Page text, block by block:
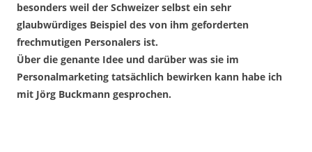
besonders weil der Schweizer selbst ein sehr
glaubwürdiges Beispiel des von ihm geforderten
frechmutigen Personalers ist.
Über die genante Idee und darüber was sie im
Personalmarketing tatsächlich bewirken kann habe ich
mit Jörg Buckmann gesprochen.